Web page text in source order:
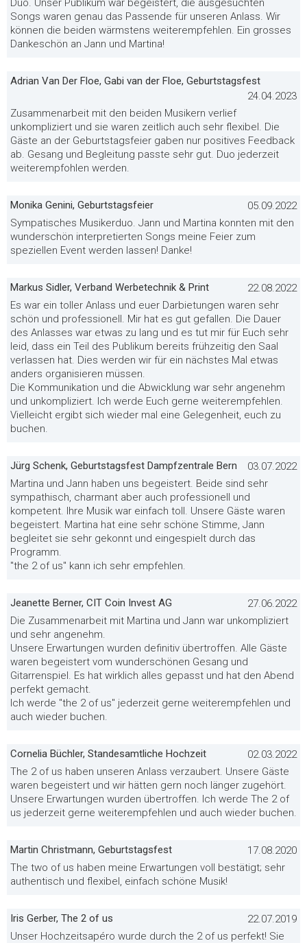
Duo. Unser Publikum war begeistert, die ausgesuchten
Songs waren genau das Passende für unseren Anlass. Wir
können die beiden wärmstens weiterempfehlen. Ein grosses
Dankeschön an Jann und Martina!
Adrian Van Der Floe, Gabi van der Floe, Geburtstagsfest
24.04.2023
Zusammenarbeit mit den beiden Musikern verlief
unkompliziert und sie waren zeitlich auch sehr flexibel. Die
Gäste an der Geburtstagsfeier gaben nur positives Feedback
ab. Gesang und Begleitung passte sehr gut. Duo jederzeit
weiterempfohlen werden.
Monika Genini, Geburtstagsfeier
05.09.2022
Sympatisches Musikerduo. Jann und Martina konnten mit den
wunderschön interpretierten Songs meine Feier zum
speziellen Event werden lassen! Danke!
Markus Sidler, Verband Werbetechnik & Print
22.08.2022
Es war ein toller Anlass und euer Darbietungen waren sehr
schön und professionell. Mir hat es gut gefallen. Die Dauer
des Anlasses war etwas zu lang und es tut mir für Euch sehr
leid, dass ein Teil des Publikum bereits frühzeitig den Saal
verlassen hat. Dies werden wir für ein nächstes Mal etwas
anders organisieren müssen.
Die Kommunikation und die Abwicklung war sehr angenehm
und unkompliziert. Ich werde Euch gerne weiterempfehlen.
Vielleicht ergibt sich wieder mal eine Gelegenheit, euch zu
buchen.
Jürg Schenk, Geburtstagsfest Dampfzentrale Bern
03.07.2022
Martina und Jann haben uns begeistert. Beide sind sehr
sympathisch, charmant aber auch professionell und
kompetent. Ihre Musik war einfach toll. Unsere Gäste waren
begeistert. Martina hat eine sehr schöne Stimme, Jann
begleitet sie sehr gekonnt und eingespielt durch das
Programm.
"the 2 of us" kann ich sehr empfehlen.
Jeanette Berner, CIT Coin Invest AG
27.06.2022
Die Zusammenarbeit mit Martina und Jann war unkompliziert
und sehr angenehm.
Unsere Erwartungen wurden definitiv übertroffen. Alle Gäste
waren begeistert vom wunderschönen Gesang und
Gitarrenspiel. Es hat wirklich alles gepasst und hat den Abend
perfekt gemacht.
Ich werde "the 2 of us" jederzeit gerne weiterempfehlen und
auch wieder buchen.
Cornelia Büchler, Standesamtliche Hochzeit
02.03.2022
The 2 of us haben unseren Anlass verzaubert. Unsere Gäste
waren begeistert und wir hätten gern noch länger zugehört.
Unsere Erwartungen wurden übertroffen. Ich werde The 2 of
us jederzeit gerne weiterempfehlen und auch wieder buchen.
Martin Christmann, Geburtstagsfest
17.08.2020
The two of us haben meine Erwartungen voll bestätigt; sehr
authentisch und flexibel, einfach schöne Musik!
Iris Gerber, The 2 of us
22.07.2019
Unser Hochzeitsapéro wurde durch the 2 of us perfekt! Sie